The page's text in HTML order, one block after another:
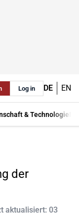
Log in DE EN
& Technologie
der
aktualisiert: 03